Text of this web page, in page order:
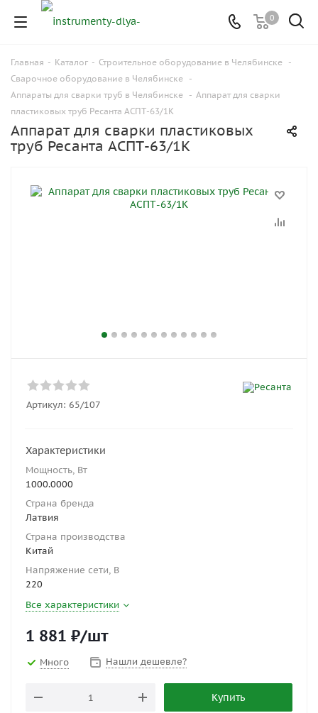
0
Главная - Каталог - Строительное оборудование в Челябинске -
Сварочное оборудование в Челябинске -
Аппараты для сварки труб в Челябинске - Аппарат для сварки
пластиковых труб Ресанта АСПТ-63/1К
Аппарат для сварки пластиковых
труб Ресанта АСПТ-63/1К
Артикул: 65/107
Характеристики
Мощность, Вт
1000.0000
Страна бренда
Латвия
Страна производства
Китай
Напряжение сети, В
220
Все характеристики
1 881 ₽/шт
Много Нашли дешевле?
Купить